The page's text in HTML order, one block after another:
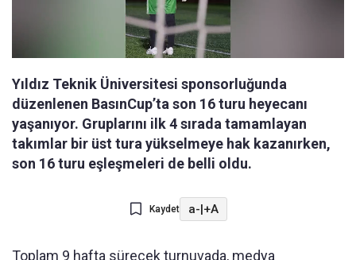
Yıldız Teknik Üniversitesi sponsorluğunda
düzenlenen BasınCup’ta son 16 turu heyecanı
yaşanıyor. Gruplarını ilk 4 sırada tamamlayan
takımlar bir üst tura yükselmeye hak kazanırken,
son 16 turu eşleşmeleri de belli oldu.
Kaydet a-|+A
Toplam 9 hafta sürecek turnuvada, medya